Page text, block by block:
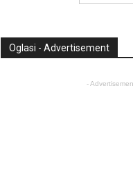
Oglasi - Advertisement
-